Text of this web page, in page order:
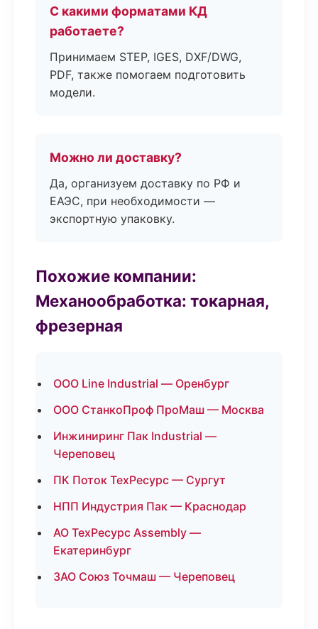
С какими форматами КД
работаете?
Принимаем STEP, IGES, DXF/DWG,
PDF, также помогаем подготовить
модели.
Можно ли доставку?
Да, организуем доставку по РФ и
ЕАЭС, при необходимости —
экспортную упаковку.
Похожие компании:
Механообработка: токарная,
фрезерная
ООО Line Industrial — Оренбург
ООО СтанкоПроф ПроМаш — Москва
Инжиниринг Пак Industrial —
Череповец
ПК Поток ТехРесурс — Сургут
НПП Индустрия Пак — Краснодар
АО ТехРесурс Assembly —
Екатеринбург
ЗАО Союз Точмаш — Череповец